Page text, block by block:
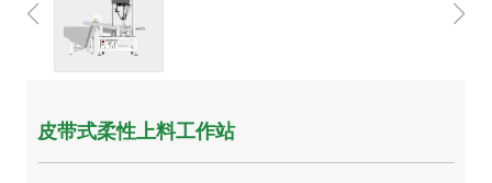
皮带式柔性上料工作站